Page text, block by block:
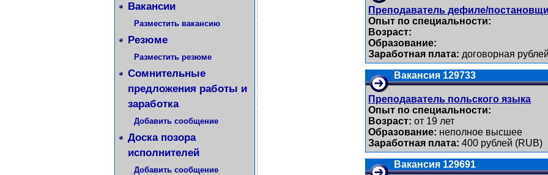
Вакансии
Разместить вакансию
Резюме
Разместить резюме
Сомнительные
предложения работы и
заработка
Добавить сообщение
Доска позора
исполнителей
Добавить сообщение
Преподаватель дефиле/
Опыт по специальности:
Возраст:
Образование:
Заработная плата: договорная
Вакансия 129733
Преподаватель польского языка
Опыт по специальности:
Возраст: от 19 лет
Образование: неполное высшее
Заработная плата: 400 рублей (RUB)
Вакансия 129691